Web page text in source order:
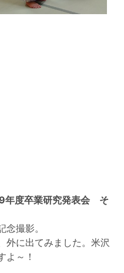
度卒業研究発表会 そ
撮影。
外に出てみました。米沢
よ～！